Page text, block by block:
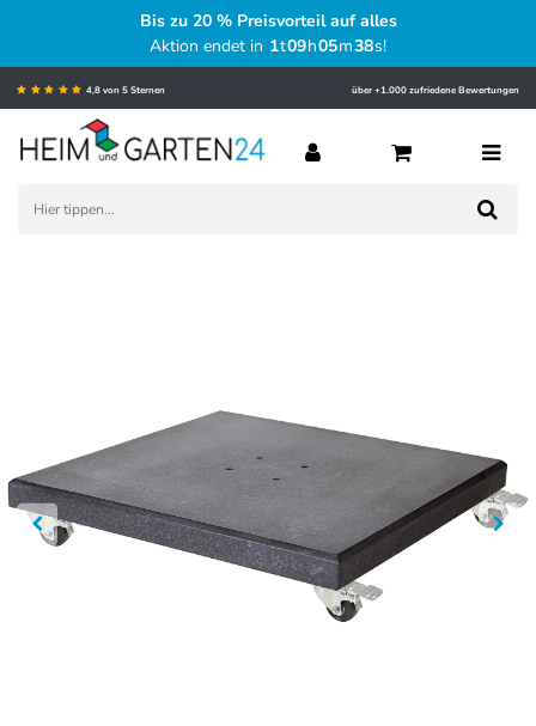
Bis zu 20 % Preisvorteil auf alles
Aktion endet in 1t09h05m37s!
4,8 von 5 Sternen über +1.000 zufriedene Bewertungen